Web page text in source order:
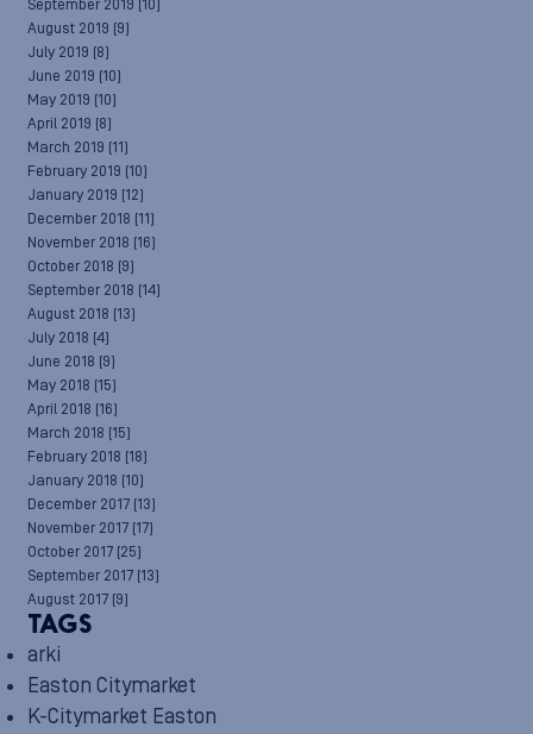
September 2019 (10)
August 2019 (9)
July 2019 (8)
June 2019 (10)
May 2019 (10)
April 2019 (8)
March 2019 (11)
February 2019 (10)
January 2019 (12)
December 2018 (11)
November 2018 (16)
October 2018 (9)
September 2018 (14)
August 2018 (13)
July 2018 (4)
June 2018 (9)
May 2018 (15)
April 2018 (16)
March 2018 (15)
February 2018 (18)
January 2018 (10)
December 2017 (13)
November 2017 (17)
October 2017 (25)
September 2017 (13)
August 2017 (9)
TAGS
arki
Easton Citymarket
K-Citymarket Easton